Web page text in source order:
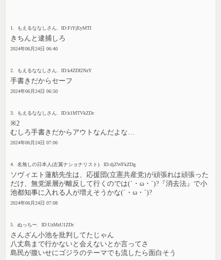
1. もえるななしさん. ID:FiYjEyMTI
きちんと逮捕しろ
2024年06月24日 06:40
2. もえるななしさん. ID:k4ZDI2NzY
手書きだからセーフ
2024年06月24日 06:50
3. もえるななしさん. ID:k1MTVkZDc
※2
むしろ手書きだからアウトなんだよな…
2024年06月24日 07:06
4. 名無しの日本人(左翼ナショナリスト). ID:djZWFkZDg
ソヴィエト蓮舫先生は、応援団(立憲共産党)が頑張れは頑張った
だけ、無党派層が離反して行くのでは(´・ω・`)?『消去法』で小
池都知事に入れる人が増えそうかな(´・ω・`)?
2024年06月24日 07:08
5. ぬっちー. ID:UzMzU1ZDc
さんざん小池を批判してたじゃん
八丈島まで行かないと会えないとか言ってさ
島民が腹いせにゴジラのテーマでも流したら面白そう